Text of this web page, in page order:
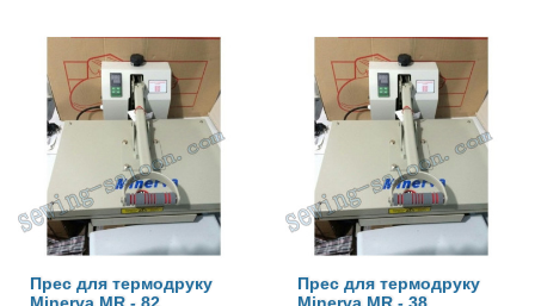
Прес для термодруку
Прес для термодруку